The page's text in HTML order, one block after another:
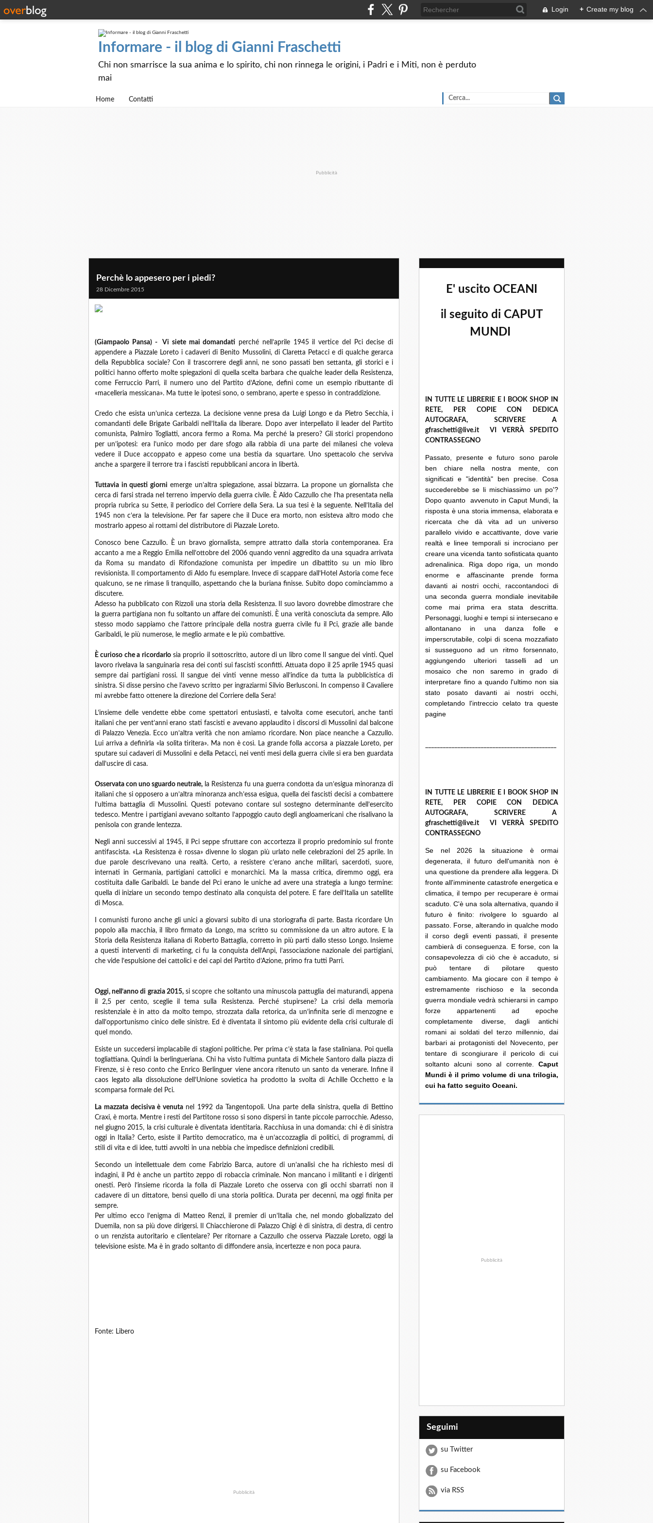
Login + Create my blog
Informare - il blog di Gianni Fraschetti
Chi non smarrisce la sua anima e lo spirito, chi non rinnega le origini, i Padri e i Miti, non è perduto
mai
Home Contatti
Pubblicità
Perchè lo appesero per i piedi?
28 Dicembre 2015
(Giampaolo Pansa) - Vi siete mai domandati perché nell’aprile 1945 il vertice del Pci decise di
appendere a Piazzale Loreto i cadaveri di Benito Mussolini, di Claretta Petacci e di qualche gerarca
della Repubblica sociale? Con il trascorrere degli anni, ne sono passati ben settanta, gli storici e i
politici hanno offerto molte spiegazioni di quella scelta barbara che qualche leader della Resistenza,
come Ferruccio Parri, il numero uno del Partito d’Azione, definì come un esempio ributtante di
«macelleria messicana». Ma tutte le ipotesi sono, o sembrano, aperte e spesso in contraddizione.
Credo che esista un’unica certezza. La decisione venne presa da Luigi Longo e da Pietro Secchia, i
comandanti delle Brigate Garibaldi nell’Italia da liberare. Dopo aver interpellato il leader del Partito
comunista, Palmiro Togliatti, ancora fermo a Roma. Ma perché la presero? Gli storici propendono
per un’ipotesi: era l’unico modo per dare sfogo alla rabbia di una parte dei milanesi che voleva
vedere il Duce accoppato e appeso come una bestia da squartare. Uno spettacolo che serviva
anche a spargere il terrore tra i fascisti repubblicani ancora in libertà.
Tuttavia in questi giorni emerge un’altra spiegazione, assai bizzarra. La propone un giornalista che
cerca di farsi strada nel terreno impervio della guerra civile. È Aldo Cazzullo che l’ha presentata nella
propria rubrica su Sette, il periodico del Corriere della Sera. La sua tesi è la seguente. Nell’Italia del
1945 non c’era la televisione. Per far sapere che il Duce era morto, non esisteva altro modo che
mostrarlo appeso ai rottami del distributore di Piazzale Loreto.
Conosco bene Cazzullo. È un bravo giornalista, sempre attratto dalla storia contemporanea. Era
accanto a me a Reggio Emilia nell’ottobre del 2006 quando venni aggredito da una squadra arrivata
da Roma su mandato di Rifondazione comunista per impedire un dibattito su un mio libro
revisionista. Il comportamento di Aldo fu esemplare. Invece di scappare dall’Hotel Astoria come fece
qualcuno, se ne rimase lì tranquillo, aspettando che la buriana finisse. Subito dopo cominciammo a
discutere.
Adesso ha pubblicato con Rizzoli una storia della Resistenza. Il suo lavoro dovrebbe dimostrare che
la guerra partigiana non fu soltanto un affare dei comunisti. È una verità conosciuta da sempre. Allo
stesso modo sappiamo che l’attore principale della nostra guerra civile fu il Pci, grazie alle bande
Garibaldi, le più numerose, le meglio armate e le più combattive.
È curioso che a ricordarlosia proprio il sottoscritto, autore di un libro come Il sangue dei vinti. Quel
lavoro rivelava la sanguinaria resa dei conti sui fascisti sconfitti. Attuata dopo il 25 aprile 1945 quasi
sempre dai partigiani rossi. Il sangue dei vinti venne messo all’indice da tutta la pubblicistica di
sinistra. Si disse persino che l’avevo scritto per ingraziarmi Silvio Berlusconi. In compenso il Cavaliere
mi avrebbe fatto ottenere la direzione del Corriere della Sera!
L’insieme delle vendette ebbe come spettatori entusiasti, e talvolta come esecutori, anche tanti
italiani che per vent’anni erano stati fascisti e avevano applaudito i discorsi di Mussolini dal balcone
di Palazzo Venezia. Ecco un’altra verità che non amiamo ricordare. Non piace neanche a Cazzullo.
Lui arriva a definirla «la solita tiritera». Ma non è così. La grande folla accorsa a piazzale Loreto, per
sputare sui cadaveri di Mussolini e della Petacci, nei venti mesi della guerra civile si era ben guardata
dall’uscire di casa.
Osservata con uno sguardo neutrale, la Resistenza fu una guerra condotta da un’esigua minoranza di
italiani che si opposero a un’altra minoranza anch’essa esigua, quella dei fascisti decisi a combattere
l’ultima battaglia di Mussolini. Questi potevano contare sul sostegno determinante dell’esercito
tedesco. Mentre i partigiani avevano soltanto l’appoggio cauto degli angloamericani che risalivano la
penisola con grande lentezza.
Negli anni successivi al 1945, il Pci seppe sfruttare con accortezza il proprio predominio sul fronte
antifascista. «La Resistenza è rossa» divenne lo slogan più urlato nelle celebrazioni del 25 aprile. In
due parole descrivevano una realtà. Certo, a resistere c’erano anche militari, sacerdoti, suore,
internati in Germania, partigiani cattolici e monarchici. Ma la massa critica, diremmo oggi, era
costituita dalle Garibaldi. Le bande del Pci erano le uniche ad avere una strategia a lungo termine:
quella di iniziare un secondo tempo destinato alla conquista del potere. E fare dell’Italia un satellite
di Mosca.
I comunisti furono anche gli unici a giovarsi subito di una storiografia di parte. Basta ricordare Un
popolo alla macchia, il libro firmato da Longo, ma scritto su commissione da un altro autore. E la
Storia della Resistenza italiana di Roberto Battaglia, corretto in più parti dallo stesso Longo. Insieme
a questi interventi di marketing, ci fu la conquista dell’Anpi, l’associazione nazionale dei partigiani,
che vide l’espulsione dei cattolici e dei capi del Partito d’Azione, primo fra tutti Parri.
Oggi, nell’anno di grazia 2015,si scopre che soltanto una minuscola pattuglia dei maturandi, appena
il 2,5 per cento, sceglie il tema sulla Resistenza. Perché stupirsene? La crisi della memoria
resistenziale è in atto da molto tempo, strozzata dalla retorica, da un’infinita serie di menzogne e
dall’opportunismo cinico delle sinistre. Ed è diventata il sintomo più evidente della crisi culturale di
quel mondo.
Esiste un succedersi implacabile di stagioni politiche. Per prima c’è stata la fase staliniana. Poi quella
togliattiana. Quindi la berlingueriana. Chi ha visto l’ultima puntata di Michele Santoro dalla piazza di
Firenze, si è reso conto che Enrico Berlinguer viene ancora ritenuto un santo da venerare. Infine il
caos legato alla dissoluzione dell’Unione sovietica ha prodotto la svolta di Achille Occhetto e la
scomparsa formale del Pci.
La mazzata decisiva è venuta nel 1992 da Tangentopoli. Una parte della sinistra, quella di Bettino
Craxi, è morta. Mentre i resti del Partitone rosso si sono dispersi in tante piccole parrocchie. Adesso,
nel giugno 2015, la crisi culturale è diventata identitaria. Racchiusa in una domanda: chi è di sinistra
oggi in Italia? Certo, esiste il Partito democratico, ma è un’accozzaglia di politici, di programmi, di
stili di vita e di idee, tutti avvolti in una nebbia che impedisce definizioni credibili.
Secondo un intellettuale dem come Fabrizio Barca, autore di un’analisi che ha richiesto mesi di
indagini, il Pd è anche un partito zeppo di robaccia criminale. Non mancano i militanti e i dirigenti
onesti. Però l’insieme ricorda la folla di Piazzale Loreto che osserva con gli occhi sbarrati non il
cadavere di un dittatore, bensì quello di una storia politica. Durata per decenni, ma oggi finita per
sempre.
Per ultimo ecco l’enigma di Matteo Renzi, il premier di un’Italia che, nel mondo globalizzato del
Duemila, non sa più dove dirigersi. Il Chiacchierone di Palazzo Chigi è di sinistra, di destra, di centro
o un renzista autoritario e clientelare? Per ritornare a Cazzullo che osserva Piazzale Loreto, oggi la
televisione esiste. Ma è in grado soltanto di diffondere ansia, incertezze e non poca paura.
Fonte: Libero
Pubblicità
E' uscito OCEANI
il seguito di CAPUT
MUNDI
IN TUTTE LE LIBRERIE E I BOOK SHOP IN
RETE, PER COPIE CON DEDICA
AUTOGRAFA, SCRIVERE A
gfraschetti@live.it VI VERRÀ SPEDITO
CONTRASSEGNO
Passato, presente e futuro sono parole
ben chiare nella nostra mente, con
significati e "identità" ben precise. Cosa
succederebbe se li mischiassimo un po'?
Dopo quanto avvenuto in Caput Mundi, la
risposta è una storia immensa, elaborata e
ricercata che dà vita ad un universo
parallelo vivido e accattivante, dove varie
realtà e linee temporali si incrociano per
creare una vicenda tanto sofisticata quanto
adrenalinica. Riga dopo riga, un mondo
enorme e affascinante prende forma
davanti ai nostri occhi, raccontandoci di
una seconda guerra mondiale inevitabile
come mai prima era stata descritta.
Personaggi, luoghi e tempi si intersecano e
allontanano in una danza folle e
imperscrutabile, colpi di scena mozzafiato
si susseguono ad un ritmo forsennato,
aggiungendo ulteriori tasselli ad un
mosaico che non saremo in grado di
interpretare fino a quando l'ultimo non sia
stato posato davanti ai nostri occhi,
completando l'intreccio celato tra queste
pagine
IN TUTTE LE LIBRERIE E I BOOK SHOP IN
RETE, PER COPIE CON DEDICA
AUTOGRAFA, SCRIVERE A
gfraschetti@live.it VI VERRÀ SPEDITO
CONTRASSEGNO
Se nel 2026 la situazione è ormai
degenerata, il futuro dell'umanità non è
una questione da prendere alla leggera. Di
fronte all'imminente catastrofe energetica e
climatica, il tempo per recuperare è ormai
scaduto. C'è una sola alternativa, quando il
futuro è finito: rivolgere lo sguardo al
passato. Forse, alterando in qualche modo
il corso degli eventi passati, il presente
cambierà di conseguenza. E forse, con la
consapevolezza di ciò che è accaduto, si
può tentare di pilotare questo
cambiamento. Ma giocare con il tempo è
estremamente rischioso e la seconda
guerra mondiale vedrà schierarsi in campo
forze appartenenti ad epoche
completamente diverse, dagli antichi
romani ai soldati del terzo millennio, dai
barbari ai protagonisti del Novecento, per
tentare di scongiurare il pericolo di cui
soltanto alcuni sono al corrente. Caput
Mundi è il primo volume di una trilogia,
cui ha fatto seguito Oceani.
Pubblicità
Seguimi
su Twitter
su Facebook
via RSS